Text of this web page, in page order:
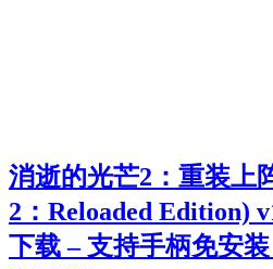
消逝的光芒2：重装上
2：Reloaded Edition)
下载 – 支持手柄免安装